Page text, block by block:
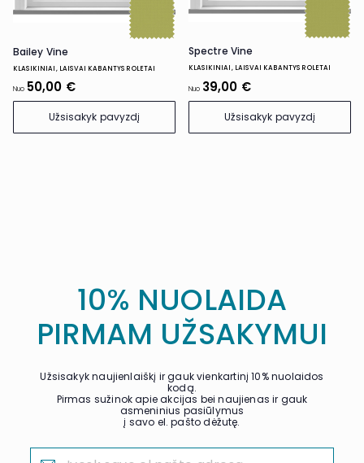
Bailey Vine
KLASIKINIAI, LAISVAI KABANTYS ROLETAI
Nuo 50,00 €
Užsisakyk pavyzdį
Spectre Vine
KLASIKINIAI, LAISVAI KABANTYS ROLETAI
Nuo 39,00 €
Užsisakyk pavyzdį
10% NUOLAIDA
PIRMAM UŽSAKYMUI
Užsisakyk naujienlaiškį ir gauk vienkartinį 10% nuolaidos
kodą.
Pirmas sužinok apie akcijas bei naujienas ir gauk
asmeninius pasiūlymus
į savo el. pašto dėžutę.